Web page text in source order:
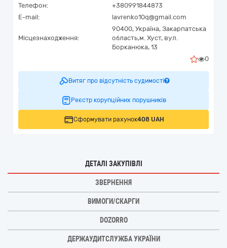
Телефон:
+380991844873
E-mail:
lavrenko10q@gmail.com
Місцезнаходження:
90400, Україна, Закарпатська
область,м. Хуст, вул.
Борканюка, 13
0
Витяг про відсутність судимості
Реєстр корупційних порушників
Сформувати рахунок408 UAH
ДЕТАЛІ ЗАКУПІВЛІ
ЗВЕРНЕННЯ
ВИМОГИ/СКАРГИ
DOZORRO
ДЕРЖАУДИТСЛУЖБА УКРАЇНИ